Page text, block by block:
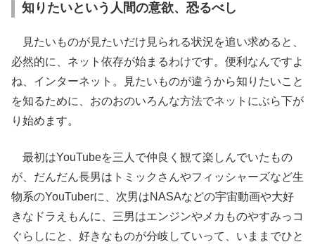
知りたいという人間の意欲、恐るべし
見たいものが見たいだけ見られる状況を追い求めると、
必然的に、ネット依存が始まるわけです。便利なんですよ
ね、インターネット。見たいものが違うから知りたいこと
を知るために、おのおのいろんな方法でネットにぶら下が
り始めます。
最初はYouTubeを三人で仲良く観て楽しんでいたもの
が、だんだん長男はトミックさんやフィッシャーズなど生
物系のYouTuberに、次男はNASAなどの宇宙動画や大好
きなドラえもんに、三男はエンジンやメカものやすみっコ
ぐらしにと、好きなものが分岐していって、いままでひと